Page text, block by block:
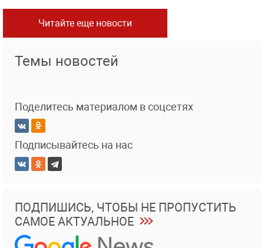
Читайте еще новости
Темы новостей
Поделитесь материалом в соцсетях
Подписывайтесь на нас
ПОДПИШИСЬ, ЧТОБЫ НЕ ПРОПУСТИТЬ
САМОЕ АКТУАЛЬНОЕ